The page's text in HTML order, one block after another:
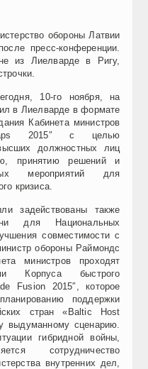
обороны Латвии
пресс-конференции.
из Лиелварде в Ригу,
10-го ноября, на
в Лиелварде в формате
Кабинета министров
2015″ с целью
должностных лиц
принятию решений и
мероприятий для
кризиса.
задействованы также
для Национальных
совместимости с
обороны Раймондс
министров проходят
Корпуса быстрого
Fusion 2015″, которое
поддержки
стран «Baltic Host
выдуманному сценарию.
гибридной войны,
сотрудничество
внутренних дел,